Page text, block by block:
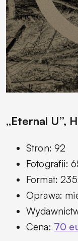
„Eternal U”,
Stron: 92
Fotografii:
Format:
Oprawa:
Cena: 70